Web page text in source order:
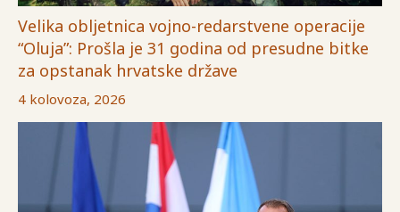
Velika obljetnica vojno-redarstvene operacije
“Oluja”: Prošla je 31 godina od presudne bitke
za opstanak hrvatske države
4 kolovoza, 2026